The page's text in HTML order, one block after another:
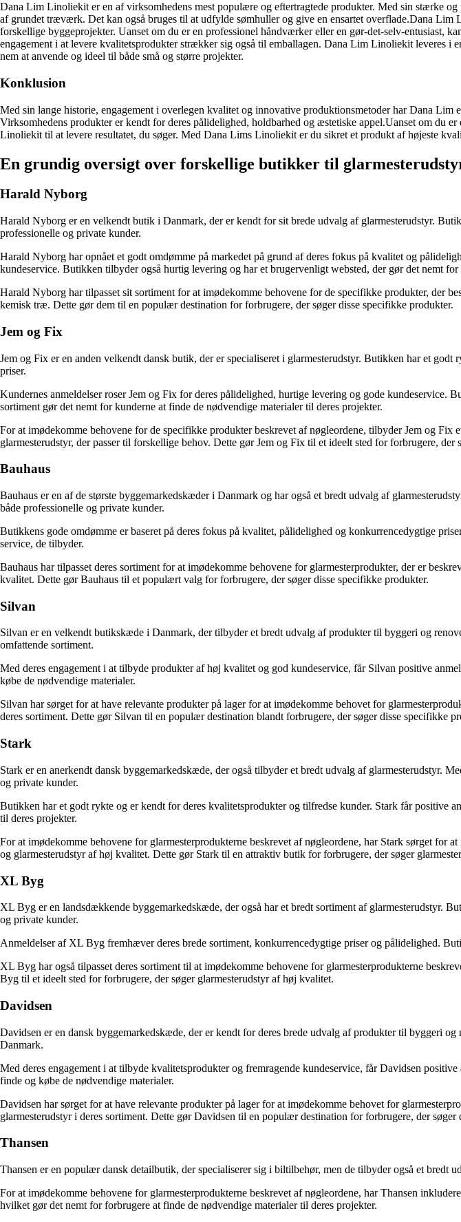
Dana Lim Linoliekit er en af ​​virksomhedens mest populære og eftertragtede produkter. Med sin stærke
af grundet træværk. Det kan også bruges til at udfylde sømhuller og give en ensartet overflade.Dana
forskellige byggeprojekter. Uanset om du er en professionel håndværker eller en gør-det-selv-entusiast,
engagement i at levere kvalitetsprodukter strækker sig også til emballagen. Dana Lim Linoliekit leveres i
nem at anvende og ideel til både små og større projekter.
Konklusion
Med sin lange historie, engagement i overlegen kvalitet og innovative produktionsmetoder har Dana
Virksomhedens produkter er kendt for deres pålidelighed, holdbarhed og æstetiske appel.Uanset om du
Linoliekit til at levere resultatet, du søger. Med Dana Lims Linoliekit er du sikret et produkt af højeste
En grundig oversigt over forskellige butikker til
Harald Nyborg
Harald Nyborg er en velkendt butik i Danmark, der er kendt for sit brede udvalg af glarmesterudstyr.
professionelle og private kunder.
Harald Nyborg har opnået et godt omdømme på markedet på grund af deres fokus på kvalitet og
kundeservice. Butikken tilbyder også hurtig levering og har et brugervenligt websted, der gør det nemt
Harald Nyborg har tilpasset sit sortiment for at imødekomme behovene for de specifikke produkter, der
kemisk træ. Dette gør dem til en populær destination for forbrugere, der søger disse specifikke produkter.
Jem og Fix
Jem og Fix er en anden velkendt dansk butik, der er specialiseret i glarmesterudstyr. Butikken har et
priser.
Kundernes anmeldelser roser Jem og Fix for deres pålidelighed, hurtige levering og gode
sortiment gør det nemt for kunderne at finde de nødvendige materialer til deres projekter.
For at imødekomme behovene for de specifikke produkter beskrevet af nøgleordene, tilbyder Jem og
glarmesterudstyr, der passer til forskellige behov. Dette gør Jem og Fix til et ideelt sted for forbrugere, der
Bauhaus
Bauhaus er en af de største byggemarkedskæder i Danmark og har også et bredt udvalg af
både professionelle og private kunder.
Butikkens gode omdømme er baseret på deres fokus på kvalitet, pålidelighed og konkurrencedygtige
service, de tilbyder.
Bauhaus har tilpasset deres sortiment for at imødekomme behovene for glarmesterprodukter, der er
kvalitet. Dette gør Bauhaus til et populært valg for forbrugere, der søger disse specifikke produkter.
Silvan
Silvan er en velkendt butikskæde i Danmark, der tilbyder et bredt udvalg af produkter til byggeri og
omfattende sortiment.
Med deres engagement i at tilbyde produkter af høj kvalitet og god kundeservice, får Silvan positive
købe de nødvendige materialer.
Silvan har sørget for at have relevante produkter på lager for at imødekomme behovet for
deres sortiment. Dette gør Silvan til en populær destination blandt forbrugere, der søger disse specifikke
Stark
Stark er en anerkendt dansk byggemarkedskæde, der også tilbyder et bredt udvalg af glarmesterudstyr.
og private kunder.
Butikken har et godt rykte og er kendt for deres kvalitetsprodukter og tilfredse kunder. Stark får positive
til deres projekter.
For at imødekomme behovene for glarmesterprodukterne beskrevet af nøgleordene, har Stark sørget
og glarmesterudstyr af høj kvalitet. Dette gør Stark til en attraktiv butik for forbrugere, der søger
XL Byg
XL Byg er en landsdækkende byggemarkedskæde, der også har et bredt sortiment af glarmesterudstyr.
og private kunder.
Anmeldelser af XL Byg fremhæver deres brede sortiment, konkurrencedygtige priser og pålidelighed.
XL Byg har også tilpasset deres sortiment til at imødekomme behovene for glarmesterprodukterne
Byg til et ideelt sted for forbrugere, der søger glarmesterudstyr af høj kvalitet.
Davidsen
Davidsen er en dansk byggemarkedskæde, der er kendt for deres brede udvalg af produkter til byggeri
Danmark.
Med deres engagement i at tilbyde kvalitetsprodukter og fremragende kundeservice, får Davidsen
finde og købe de nødvendige materialer.
Davidsen har sørget for at have relevante produkter på lager for at imødekomme behovet for
glarmesterudstyr i deres sortiment. Dette gør Davidsen til en populær destination for forbrugere, der søger
Thansen
Thansen er en populær dansk detailbutik, der specialiserer sig i biltilbehør, men de tilbyder også et
For at imødekomme behovene for glarmesterprodukterne beskrevet af nøgleordene, har Thansen
hvilket gør det nemt for forbrugere at finde de nødvendige materialer til deres projekter.